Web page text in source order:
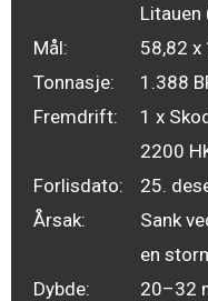
Mål:
58,82 x
Tonnasje:
1.388
Fremdrift:
1 x
2200
Forlisdato:
25.
Årsak:
Sank
en
Dybde:
20–32